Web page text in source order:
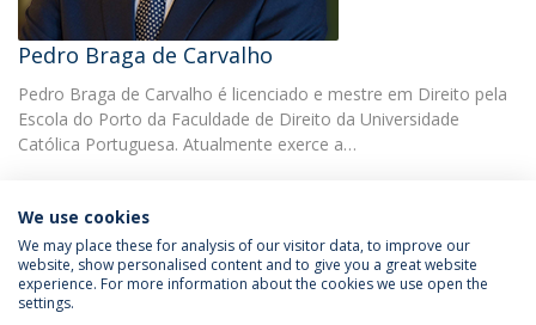
Pedro Braga de Carvalho
Pedro Braga de Carvalho é licenciado e mestre em Direito pela
Escola do Porto da Faculdade de Direito da Universidade
Católica Portuguesa. Atualmente exerce a…
Política de Privacidade
Termos & Condições
We use cookies
We may place these for analysis of our visitor data, to improve our
website, show personalised content and to give you a great website
experience. For more information about the cookies we use open the
settings.